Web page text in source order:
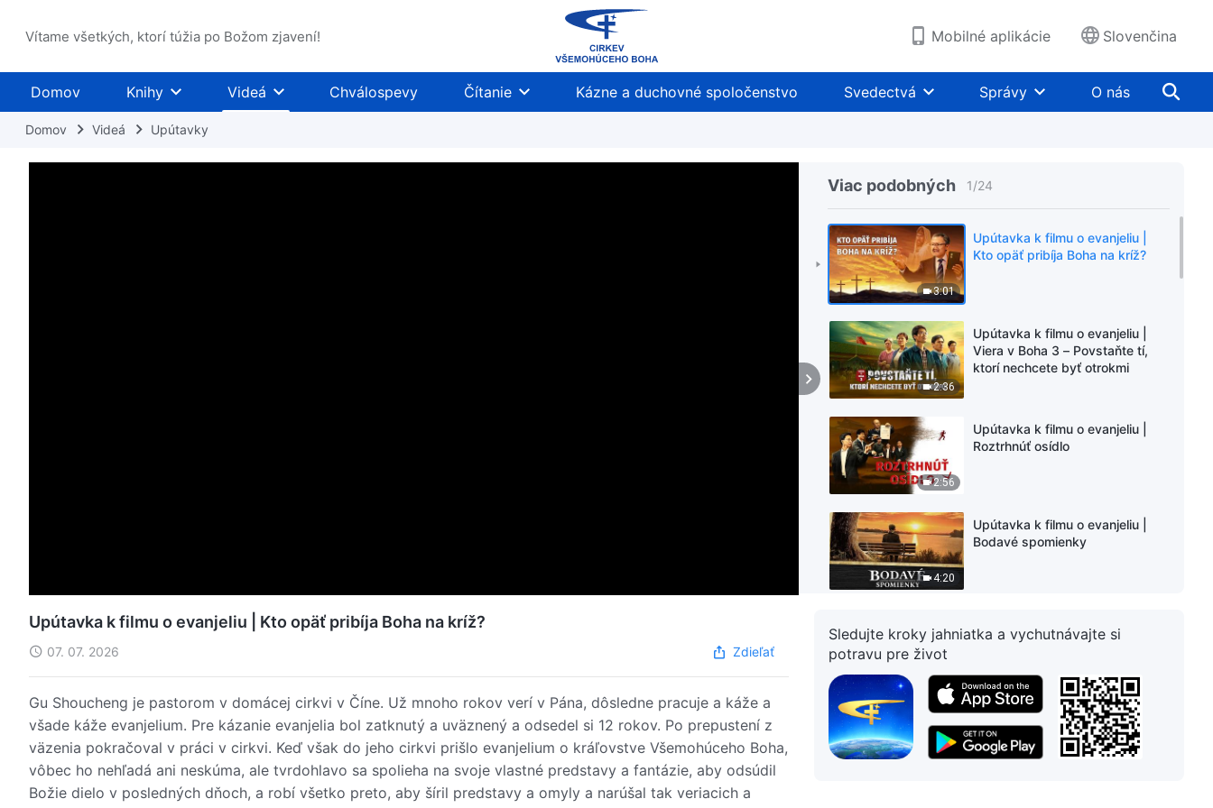
Vítame všetkých, ktorí túžia po Božom zjavení! Mobilné aplikácie Slovenčina
Domov Knihy Videá Chválospevy Čítanie Kázne a duchovné spoločenstvo Svedectvá Správy O nás
Domov Videá Upútavky
Viac podobných 1/24
3:01
Upútavka k filmu o evanjeliu |
Kto opäť pribíja Boha na kríž?
2:36
Upútavka k filmu o evanjeliu |
Viera v Boha 3 – Povstaňte tí,
ktorí nechcete byť otrokmi
2:56
Upútavka k filmu o evanjeliu |
Roztrhnúť osídlo
4:20
Upútavka k filmu o evanjeliu |
Bodavé spomienky
3:06
Čakanie
Upútavka k filmu o evanjeliu |
Skúmanie
Upútavka k filmu o evanjeliu | Kto opäť pribíja Boha na kríž?
07. 07. 2026 Zdieľať
Gu Shoucheng je pastorom v domácej cirkvi v Číne. Už mnoho rokov verí v Pána, dôsledne pracuje a káže a
všade káže evanjelium. Pre kázanie evanjelia bol zatknutý a uväznený a odsedel si 12 rokov. Po prepustení z
väzenia pokračoval v práci v cirkvi. Keď však do jeho cirkvi prišlo evanjelium o kráľovstve Všemohúceho Boha,
vôbec ho nehľadá ani neskúma, ale tvrdohlavo sa spolieha na svoje vlastné predstavy a fantázie, aby odsúdil
Božie dielo v posledných dňoch, a robí všetko preto, aby šíril predstavy a omyly a narúšal tak veriacich a
Sledujte kroky jahniatka a vychutnávajte si
potravu pre život